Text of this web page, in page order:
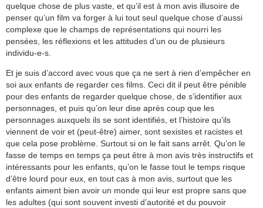
quelque chose de plus vaste, et qu’il est à mon avis illusoire de
penser qu’un film va forger à lui tout seul quelque chose d’aussi
complexe que le champs de représentations qui nourri les
pensées, les réflexions et les attitudes d’un ou de plusieurs
individu-e-s.
Et je suis d’accord avec vous que ça ne sert à rien d’empêcher en
soi aux enfants de regarder ces films. Ceci dit il peut être pénible
pour des enfants de regarder quelque chose, de s’identifier aux
personnages, et puis qu’on leur dise après coup que les
personnages auxquels ils se sont identifiés, et l’histoire qu’ils
viennent de voir et (peut-être) aimer, sont sexistes et racistes et
que cela pose problème. Surtout si on le fait sans arrêt. Qu’on le
fasse de temps en temps ça peut être à mon avis très instructifs et
intéressants pour les enfants, qu’on le fasse tout le temps risque
d’être lourd pour eux, en tout cas à mon avis, surtout que les
enfants aiment bien avoir un monde qui leur est propre sans que
les adultes (qui sont souvent investi d’autorité et du pouvoir